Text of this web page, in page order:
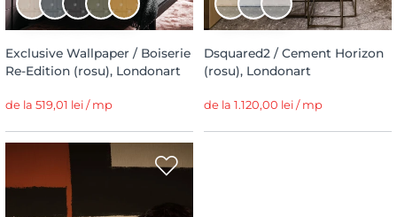
Exclusive Wallpaper / Boiserie
Re-Edition (rosu), Londonart
de la 519,01 lei / mp
Dsquared2 / Cement Horizon
(rosu), Londonart
de la 1.120,00 lei / mp